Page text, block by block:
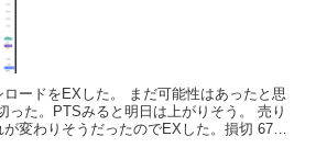
ードをEXした。 まだ可能性はあったと思
った。PTSみると明日は上がりそう。 売り
変わりそうだったのでEXした。損切 6702